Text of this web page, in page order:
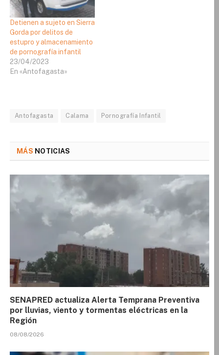
Detienen a sujeto en Sierra
Gorda por delitos de
estupro y almacenamiento
de pornografía infantil
23/04/2023
En «Antofagasta»
Antofagasta Calama Pornografía Infantil
MÁS NOTICIAS
SENAPRED actualiza Alerta Temprana Preventiva
por lluvias, viento y tormentas eléctricas en la
Región
08/08/2026